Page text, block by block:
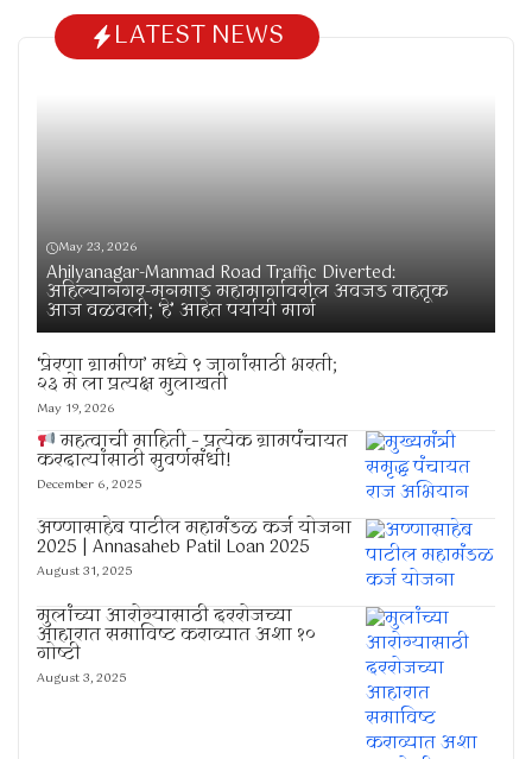
LATEST NEWS
May 23, 2026
Ahilyanagar-Manmad Road Traffic Diverted:
अहिल्यानगर-मनमाड महामार्गावरील अवजड वाहतूक
आज वळवली; ‘हे’ आहेत पर्यायी मार्ग
‘प्रेरणा ग्रामीण’ मध्ये ९ जागांसाठी भरती;
२३ मे ला प्रत्यक्ष मुलाखती
May 19, 2026
महत्वाची माहिती – प्रत्येक ग्रामपंचायत
करदात्यांसाठी सुवर्णसंधी!
December 6, 2025
अण्णासाहेब पाटील महामंडळ कर्ज योजना
2025 | Annasaheb Patil Loan 2025
August 31, 2025
मुलांच्या आरोग्यासाठी दररोजच्या
आहारात समाविष्ट कराव्यात अशा १०
गोष्टी
August 3, 2025